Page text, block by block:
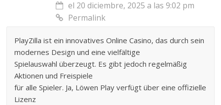
el 20 diciembre, 2025 a las 9:02 pm
Permalink
PlayZilla ist ein innovatives Online Casino, das durch sein
modernes Design und eine vielfältige
Spielauswahl überzeugt. Es gibt jedoch regelmäßig
Aktionen und Freispiele
für alle Spieler. Ja, Löwen Play verfügt über eine offizielle
Lizenz